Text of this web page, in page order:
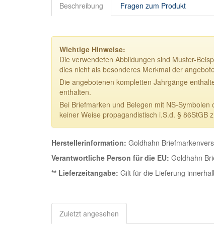
Beschreibung Fragen zum Produkt
Wichtige Hinweise:
Die verwendeten Abbildungen sind Muster-
dies nicht als besonderes Merkmal der
Die angebotenen kompletten Jahrgänge
enthalten.
Bei Briefmarken und Belegen mit NS-
keiner Weise propagandistisch i.S.d. § 86StGB
Herstellerinformation: Goldhahn
Verantwortliche Person für die EU: Goldhahn
** Lieferzeitangabe: Gilt für die Lieferung
Zuletzt angesehen